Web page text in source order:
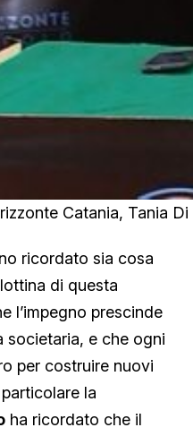
Catania, Tania
ricordato sia cosa
di questa
l’impegno prescinde
societaria, e che ogni
per costruire nuovi
la
ha ricordato che il